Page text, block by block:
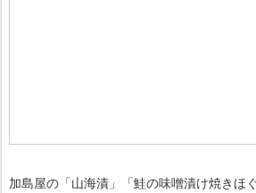
加島屋の「山海漬」「鮭の味噌漬け焼きほ